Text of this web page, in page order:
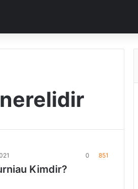
0 851
Kimdir?